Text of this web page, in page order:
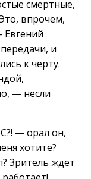
смертные,
впрочем,
и
к черту.
— несли
— орал он,
хотите?
Зритель ждет